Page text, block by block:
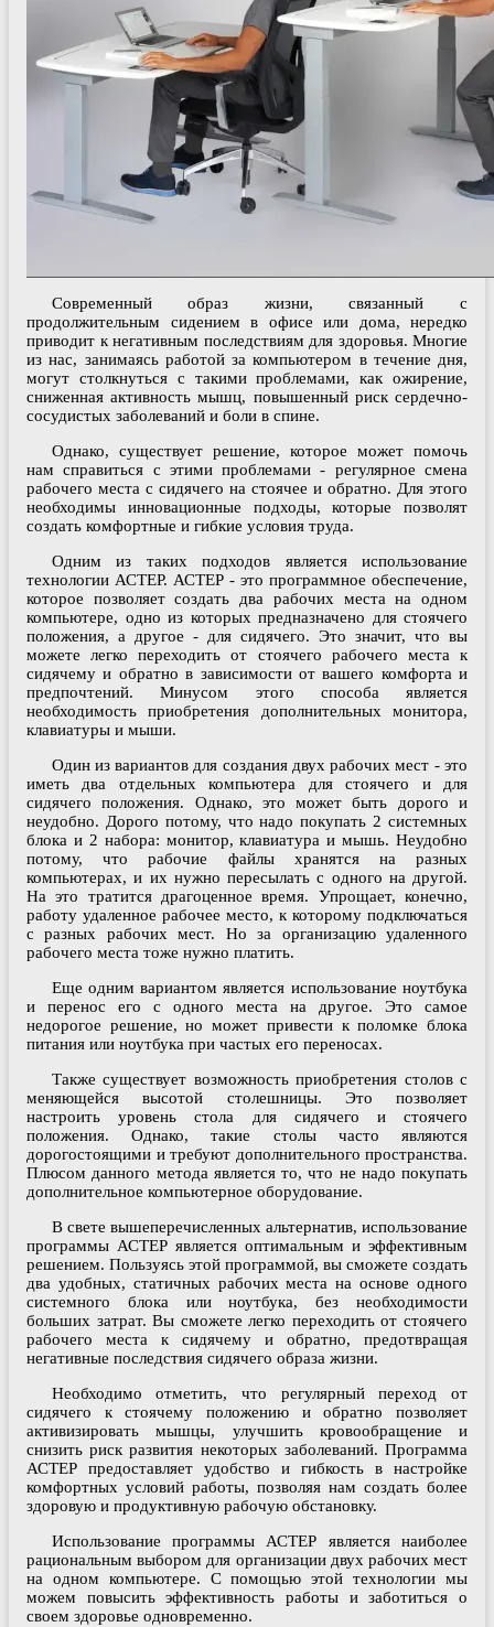
Современный образ жизни, связанный с
продолжительным сидением в офисе или дома, нередко
приводит к негативным последствиям для здоровья. Многие
из нас, занимаясь работой за компьютером в течение дня,
могут столкнуться с такими проблемами, как ожирение,
сниженная активность мышц, повышенный риск сердечно-
сосудистых заболеваний и боли в спине.
Однако, существует решение, которое может помочь
нам справиться с этими проблемами - регулярное смена
рабочего места с сидячего на стоячее и обратно. Для этого
необходимы инновационные подходы, которые позволят
создать комфортные и гибкие условия труда.
Одним из таких подходов является использование
технологии АСТЕР. АСТЕР - это программное обеспечение,
которое позволяет создать два рабочих места на одном
компьютере, одно из которых предназначено для стоячего
положения, а другое - для сидячего. Это значит, что вы
можете легко переходить от стоячего рабочего места к
сидячему и обратно в зависимости от вашего комфорта и
предпочтений. Минусом этого способа является
необходимость приобретения дополнительных монитора,
клавиатуры и мыши.
Один из вариантов для создания двух рабочих мест - это
иметь два отдельных компьютера для стоячего и для
сидячего положения. Однако, это может быть дорого и
неудобно. Дорого потому, что надо покупать 2 системных
блока и 2 набора: монитор, клавиатура и мышь. Неудобно
потому, что рабочие файлы хранятся на разных
компьютерах, и их нужно пересылать с одного на другой.
На это тратится драгоценное время. Упрощает, конечно,
работу удаленное рабочее место, к которому подключаться
с разных рабочих мест. Но за организацию удаленного
рабочего места тоже нужно платить.
Еще одним вариантом является использование ноутбука
и перенос его с одного места на другое. Это самое
недорогое решение, но может привести к поломке блока
питания или ноутбука при частых его переносах.
Также существует возможность приобретения столов с
меняющейся высотой столешницы. Это позволяет
настроить уровень стола для сидячего и стоячего
положения. Однако, такие столы часто являются
дорогостоящими и требуют дополнительного пространства.
Плюсом данного метода является то, что не надо покупать
дополнительное компьютерное оборудование.
В свете вышеперечисленных альтернатив, использование
программы АСТЕР является оптимальным и эффективным
решением. Пользуясь этой программой, вы сможете создать
два удобных, статичных рабочих места на основе одного
системного блока или ноутбука, без необходимости
больших затрат. Вы сможете легко переходить от стоячего
рабочего места к сидячему и обратно, предотвращая
негативные последствия сидячего образа жизни.
Необходимо отметить, что регулярный переход от
сидячего к стоячему положению и обратно позволяет
активизировать мышцы, улучшить кровообращение и
снизить риск развития некоторых заболеваний. Программа
АСТЕР предоставляет удобство и гибкость в настройке
комфортных условий работы, позволяя нам создать более
здоровую и продуктивную рабочую обстановку.
Использование программы АСТЕР является наиболее
рациональным выбором для организации двух рабочих мест
на одном компьютере. С помощью этой технологии мы
можем повысить эффективность работы и заботиться о
своем здоровье одновременно.